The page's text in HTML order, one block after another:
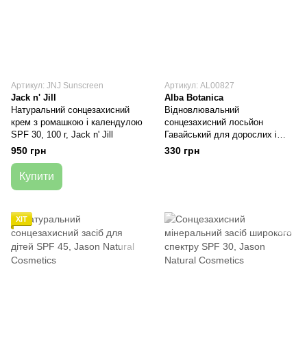
Артикул: JNJ Sunscreen
Jack n' Jill
Натуральний сонцезахисний
крем з ромашкою і календулою
SPF 30, 100 г, Jack n' Jill
950 грн
Купити
Артикул: AL00827
Alba Botanica
Відновлювальний
сонцезахисний лосьйон
Гавайський для дорослих і
дітей від 6 місяців SPF 45, 113
г, Alba Botanica
330 грн
ХІТ